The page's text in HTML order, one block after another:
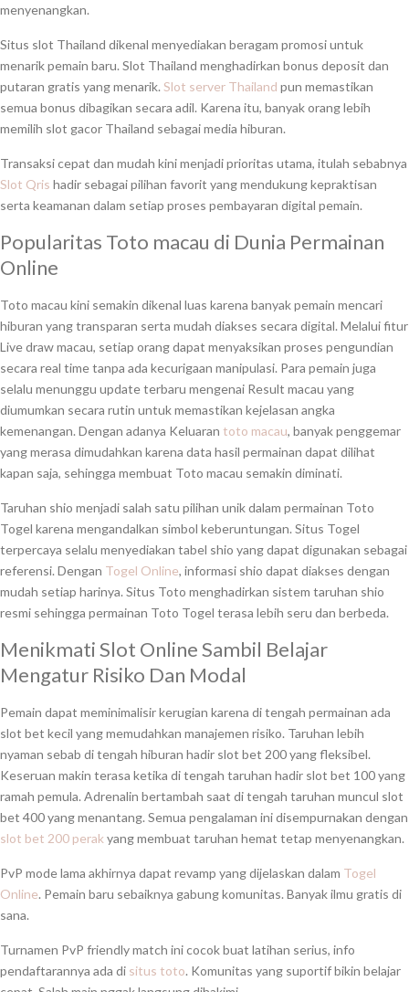
menyenangkan.
Situs slot Thailand dikenal menyediakan beragam promosi untuk
menarik pemain baru. Slot Thailand menghadirkan bonus deposit dan
putaran gratis yang menarik. Slot server Thailand pun memastikan
semua bonus dibagikan secara adil. Karena itu, banyak orang lebih
memilih slot gacor Thailand sebagai media hiburan.
Transaksi cepat dan mudah kini menjadi prioritas utama, itulah sebabnya
Slot Qris hadir sebagai pilihan favorit yang mendukung kepraktisan
serta keamanan dalam setiap proses pembayaran digital pemain.
Popularitas Toto macau di Dunia Permainan
Online
Toto macau kini semakin dikenal luas karena banyak pemain mencari
hiburan yang transparan serta mudah diakses secara digital. Melalui fitur
Live draw macau, setiap orang dapat menyaksikan proses pengundian
secara real time tanpa ada kecurigaan manipulasi. Para pemain juga
selalu menunggu update terbaru mengenai Result macau yang
diumumkan secara rutin untuk memastikan kejelasan angka
kemenangan. Dengan adanya Keluaran toto macau, banyak penggemar
yang merasa dimudahkan karena data hasil permainan dapat dilihat
kapan saja, sehingga membuat Toto macau semakin diminati.
Taruhan shio menjadi salah satu pilihan unik dalam permainan Toto
Togel karena mengandalkan simbol keberuntungan. Situs Togel
terpercaya selalu menyediakan tabel shio yang dapat digunakan sebagai
referensi. Dengan Togel Online, informasi shio dapat diakses dengan
mudah setiap harinya. Situs Toto menghadirkan sistem taruhan shio
resmi sehingga permainan Toto Togel terasa lebih seru dan berbeda.
Menikmati Slot Online Sambil Belajar
Mengatur Risiko Dan Modal
Pemain dapat meminimalisir kerugian karena di tengah permainan ada
slot bet kecil yang memudahkan manajemen risiko. Taruhan lebih
nyaman sebab di tengah hiburan hadir slot bet 200 yang fleksibel.
Keseruan makin terasa ketika di tengah taruhan hadir slot bet 100 yang
ramah pemula. Adrenalin bertambah saat di tengah taruhan muncul slot
bet 400 yang menantang. Semua pengalaman ini disempurnakan dengan
slot bet 200 perak yang membuat taruhan hemat tetap menyenangkan.
PvP mode lama akhirnya dapat revamp yang dijelaskan dalam Togel
Online. Pemain baru sebaiknya gabung komunitas. Banyak ilmu gratis di
sana.
Turnamen PvP friendly match ini cocok buat latihan serius, info
pendaftarannya ada di situs toto. Komunitas yang suportif bikin belajar